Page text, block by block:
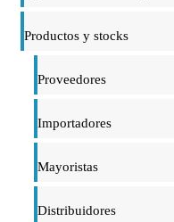
Productos y stocks
Proveedores
Importadores
Mayoristas
Distribuidores